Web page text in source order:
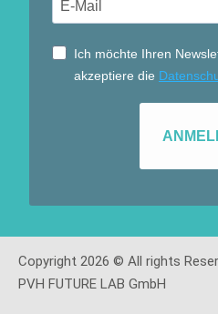
Ich möchte Ihren
akzeptiere die
Copyright 2026 © All rights
PVH FUTURE LAB GmbH